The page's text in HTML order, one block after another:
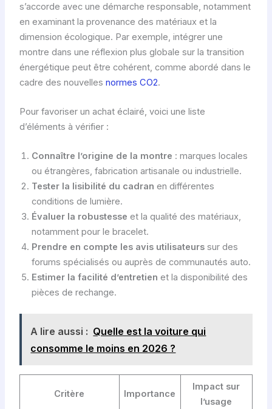
s’accorde avec une démarche responsable, notamment
en examinant la provenance des matériaux et la
dimension écologique. Par exemple, intégrer une
montre dans une réflexion plus globale sur la transition
énergétique peut être cohérent, comme abordé dans le
cadre des nouvelles normes CO2.
Pour favoriser un achat éclairé, voici une liste
d’éléments à vérifier :
Connaître l’origine de la montre : marques locales
ou étrangères, fabrication artisanale ou industrielle.
Tester la lisibilité du cadran en différentes
conditions de lumière.
Évaluer la robustesse et la qualité des matériaux,
notamment pour le bracelet.
Prendre en compte les avis utilisateurssur des
forums spécialisés ou auprès de communautés auto.
Estimer la facilité d’entretien et la disponibilité des
pièces de rechange.
A lire aussi : Quelle est la voiture qui
consomme le moins en 2026 ?
Critère Importance
Impact sur
l’usage